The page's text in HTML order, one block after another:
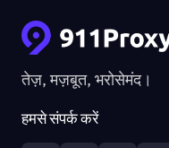
तेज़, मज़बूत, भरोसेमंद।
हमसे संपर्क करें